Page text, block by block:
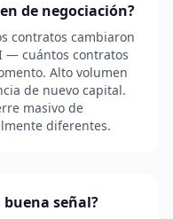
de negociación?
contratos cambiaron
— cuántos contratos
Alto volumen
de nuevo capital.
masivo de
diferentes.
señal?